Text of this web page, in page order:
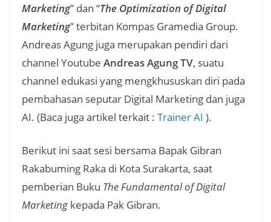
Marketing” dan “The Optimization of Digital
Marketing” terbitan Kompas Gramedia Group.
Andreas Agung juga merupakan pendiri dari
channel Youtube Andreas Agung TV, suatu
channel edukasi yang mengkhususkan diri pada
pembahasan seputar Digital Marketing dan juga
AI. (Baca juga artikel terkait : Trainer AI ).
Berikut ini saat sesi bersama Bapak Gibran
Rakabuming Raka di Kota Surakarta, saat
pemberian Buku The Fundamental of Digital
Marketing kepada Pak Gibran.